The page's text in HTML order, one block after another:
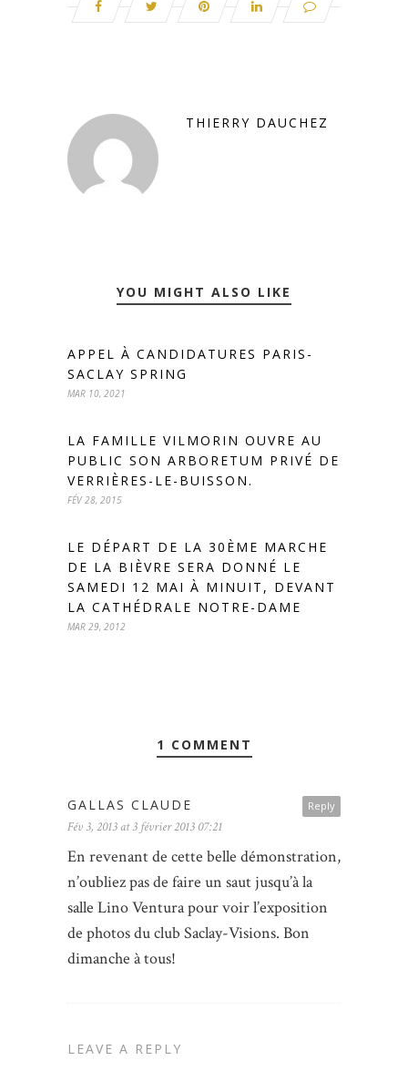
THIERRY DAUCHEZ
YOU MIGHT ALSO LIKE
APPEL À CANDIDATURES PARIS-
SACLAY SPRING
MAR 10, 2021
LA FAMILLE VILMORIN OUVRE AU
PUBLIC SON ARBORETUM PRIVÉ DE
VERRIÈRES-LE-BUISSON.
FÉV 28, 2015
LE DÉPART DE LA 30ÈME MARCHE
DE LA BIÈVRE SERA DONNÉ LE
SAMEDI 12 MAI À MINUIT, DEVANT
LA CATHÉDRALE NOTRE-DAME
MAR 29, 2012
1 COMMENT
Reply
GALLAS CLAUDE
Fév 3, 2013 at 3 février 2013 07:21
En revenant de cette belle démonstration,
n’oubliez pas de faire un saut jusqu’à la
salle Lino Ventura pour voir l’exposition
de photos du club Saclay-Visions. Bon
dimanche à tous!
LEAVE A REPLY